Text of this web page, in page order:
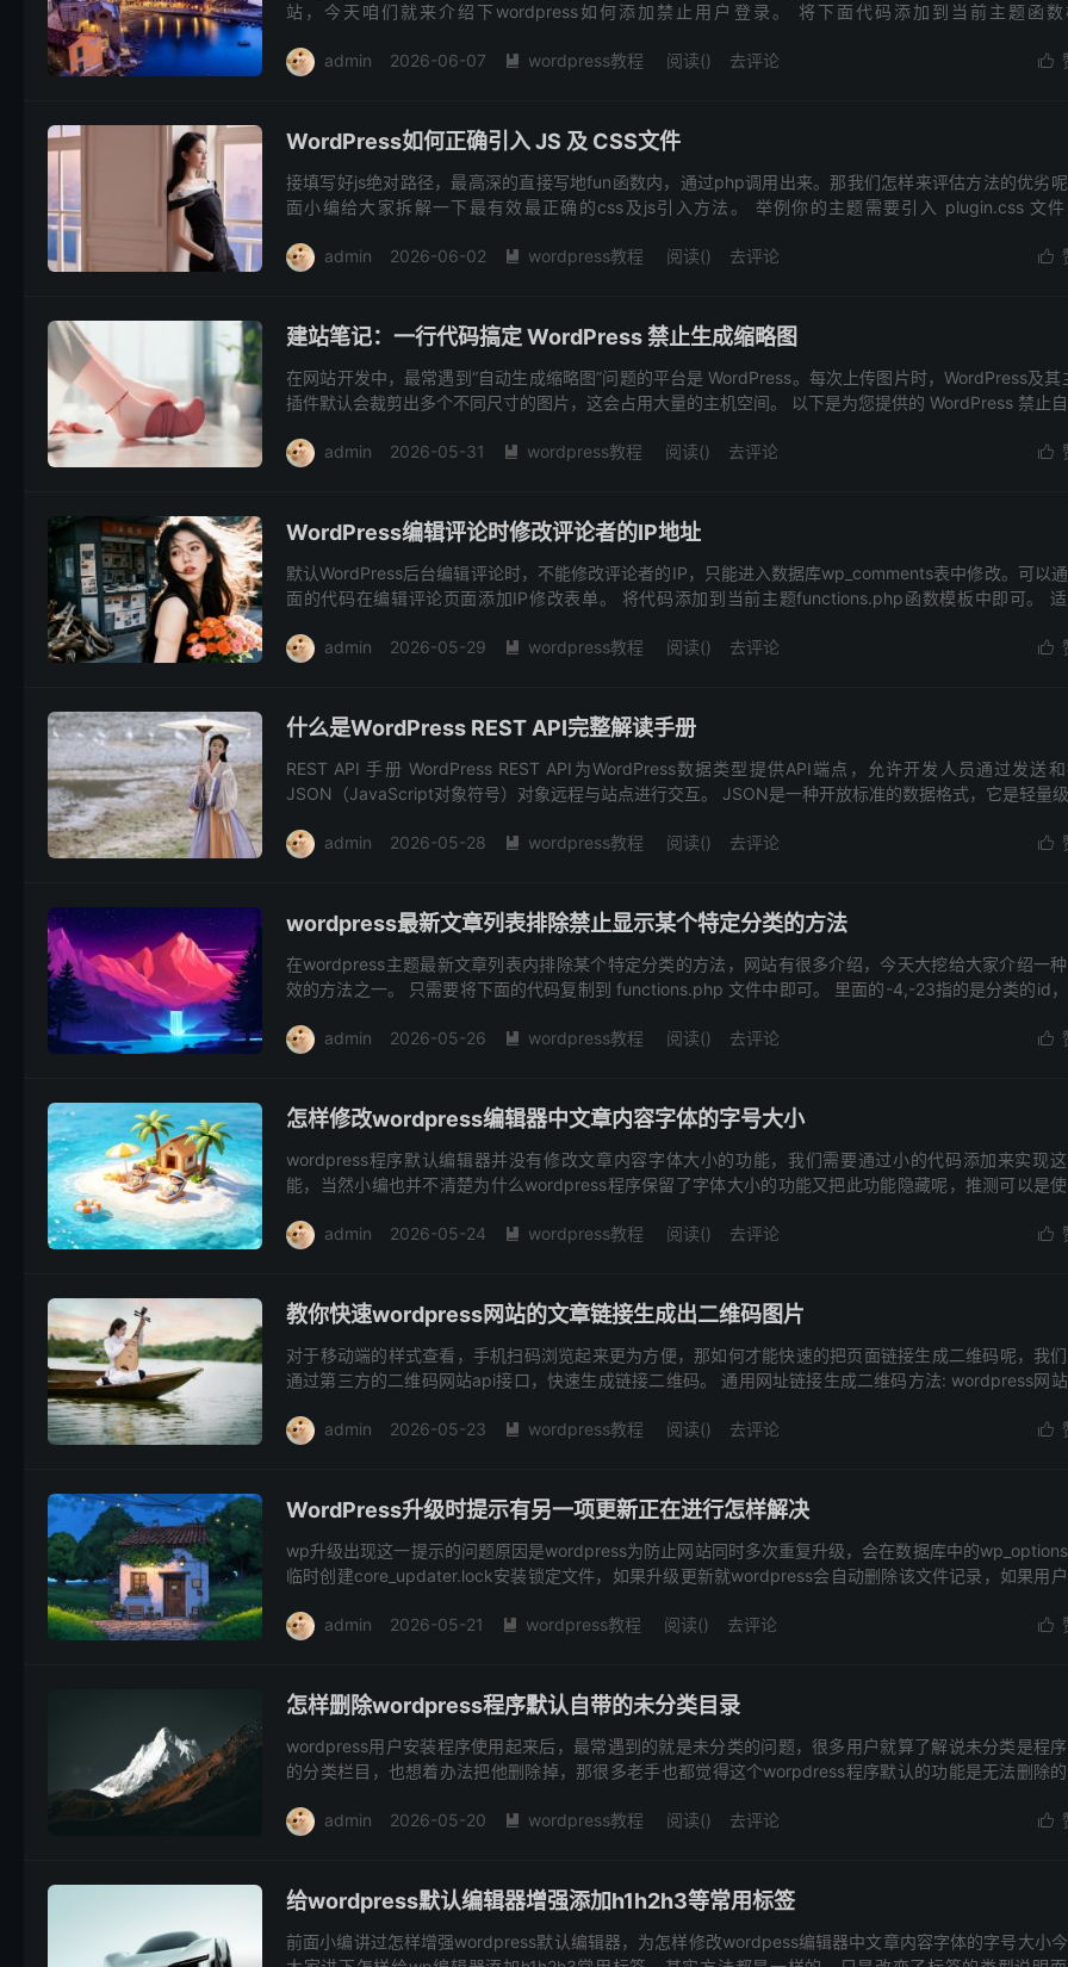
站，今天咱们就来介绍下wordpress如何添加禁止用户登录。 将下面代码添加到当前主题函数

admin 2026-06-07  wordpress教程 阅读() 去评论
WordPress如何正确引入 JS 及 CSS文件
接填写好js绝对路径，最高深的直接写地fun函数内，通过php调用出来。那我们怎样来评估方法的优劣
面小编给大家拆解一下最有效最正确的css及js引入方法。 举例你的主题需要引入 plugin.css 文

admin 2026-06-02  wordpress教程 阅读() 去评论
建站笔记：一行代码搞定 WordPress 禁止生成缩略图
在网站开发中，最常遇到“自动生成缩略图”问题的平台是 WordPress。每次上传图片时，WordPress及其
插件默认会裁剪出多个不同尺寸的图片，这会占用大量的主机空间。 以下是为您提供的 WordPress 禁止

admin 2026-05-31  wordpress教程 阅读() 去评论
WordPress编辑评论时修改评论者的IP地址
默认WordPress后台编辑评论时，不能修改评论者的IP，只能进入数据库wp_comments表中修改。可以
面的代码在编辑评论页面添加IP修改表单。 将代码添加到当前主题functions.php函数模板中即可。

admin 2026-05-29  wordpress教程 阅读() 去评论
什么是WordPress REST API完整解读手册
REST API 手册 WordPress REST API为WordPress数据类型提供API端点，允许开发人员通过发送
JSON（JavaScript对象符号）对象远程与站点进行交互。 JSON是一种开放标准的数据格式，它是轻量

admin 2026-05-28  wordpress教程 阅读() 去评论
wordpress最新文章列表排除禁止显示某个特定分类的方法
在wordpress主题最新文章列表内排除某个特定分类的方法，网站有很多介绍，今天大挖给大家介绍一
效的方法之一。 只需要将下面的代码复制到 functions.php 文件中即可。 里面的-4,-23指的是分类的id

admin 2026-05-26  wordpress教程 阅读() 去评论
怎样修改wordpress编辑器中文章内容字体的字号大小
wordpress程序默认编辑器并没有修改文章内容字体大小的功能，我们需要通过小的代码添加来实现
能，当然小编也并不清楚为什么wordpress程序保留了字体大小的功能又把此功能隐藏呢，推测可以是

admin 2026-05-24  wordpress教程 阅读() 去评论
教你快速wordpress网站的文章链接生成出二维码图片
对于移动端的样式查看，手机扫码浏览起来更为方便，那如何才能快速的把页面链接生成二维码呢，我
通过第三方的二维码网站api接口，快速生成链接二维码。 通用网址链接生成二维码方法: wordpress网

admin 2026-05-23  wordpress教程 阅读() 去评论
WordPress升级时提示有另一项更新正在进行怎样解决
wp升级出现这一提示的问题原因是wordpress为防止网站同时多次重复升级，会在数据库中的
临时创建core_updater.lock安装锁定文件，如果升级更新就wordpress会自动删除该文件记录，如果用

admin 2026-05-21  wordpress教程 阅读() 去评论
怎样删除wordpress程序默认自带的未分类目录
wordpress用户安装程序使用起来后，最常遇到的就是未分类的问题，很多用户就算了解说未分类是程
的分类栏目，也想着办法把他删除掉，那很多老手也都觉得这个worpdress程序默认的功能是无法删除

admin 2026-05-20  wordpress教程 阅读() 去评论
给wordpress默认编辑器增强添加h1h2h3等常用标签
前面小编讲过怎样增强wordpress默认编辑器，为怎样修改wordpess编辑器中文章内容字体的字号大小